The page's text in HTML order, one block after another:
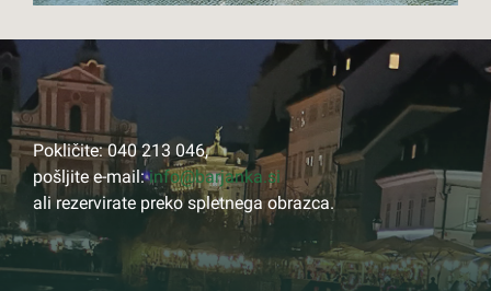
Pokličite: 040 213 046,
pošljite e-mail:info@barjanka.si
ali rezervirate preko spletnega obrazca.